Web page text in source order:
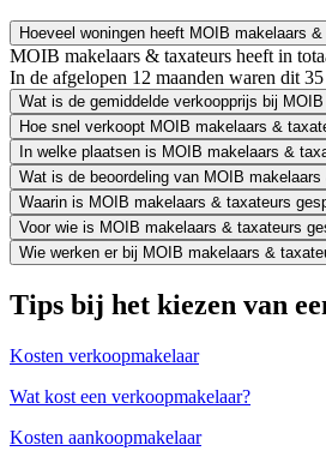
Hoeveel woningen heeft MOIB makelaars
MOIB makelaars & taxateurs heeft in
In de afgelopen 12 maanden waren dit
Wat is de gemiddelde verkoopprijs bij
Hoe snel verkoopt MOIB makelaars &
In welke plaatsen is MOIB makelaars &
Wat is de beoordeling van MOIB
Waarin is MOIB makelaars & taxateurs
Voor wie is MOIB makelaars & taxateurs
Wie werken er bij MOIB makelaars &
Tips bij het kiezen van
Kosten verkoopmakelaar
Wat kost een verkoopmakelaar?
Kosten aankoopmakelaar